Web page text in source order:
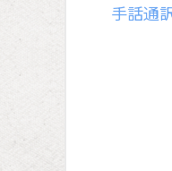
手話通